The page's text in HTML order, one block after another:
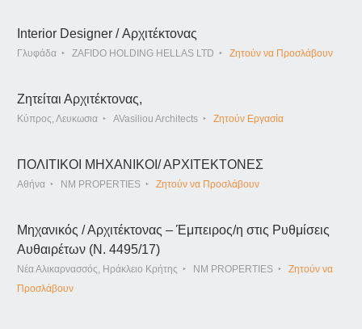
Interior Designer / Αρχιτέκτονας
Γλυφάδα ZAFIDO HOLDING HELLAS LTD Ζητούν να Προσλάβουν
Ζητείται Αρχιτέκτονας,
Κύπρος, Λευκωσια AVasiliou Architects Ζητούν Εργασία
ΠΟΛΙΤΙΚΟΙ ΜΗΧΑΝΙΚΟΙ/ ΑΡΧΙΤΕΚΤΟΝΕΣ
Αθήνα NM PROPERTIES Ζητούν να Προσλάβουν
Μηχανικός / Αρχιτέκτονας – Έμπειρος/η στις Ρυθμίσεις
Αυθαιρέτων (Ν. 4495/17)
Νέα Αλικαρνασσός, Ηράκλειο Κρήτης NM PROPERTIES
Ζητούν να
Προσλάβουν